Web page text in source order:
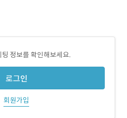
정보를 확인해보세요.
로그인
회원가입